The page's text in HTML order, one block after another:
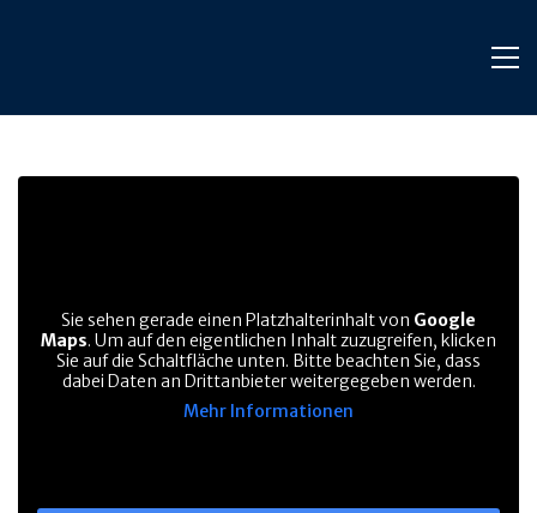
Sie sehen gerade einen Platzhalterinhalt von Google
Maps. Um auf den eigentlichen Inhalt zuzugreifen, klicken
Sie auf die Schaltfläche unten. Bitte beachten Sie, dass
dabei Daten an Drittanbieter weitergegeben werden.
Mehr Informationen